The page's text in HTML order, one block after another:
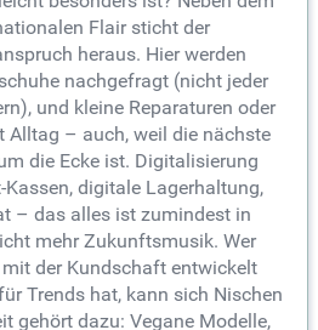
Flair sticht der
heraus. Hier werden
nachgefragt (nicht jeder
und kleine Reparaturen oder
Alltag – auch, weil die nächste
die Ecke ist. Digitalisierung
Kassen, digitale Lagerhaltung,
– das alles ist zumindest in
mehr Zukunftsmusik. Wer
mit der Kundschaft entwickelt
Trends hat, kann sich Nischen
gehört dazu: Vegane Modelle,